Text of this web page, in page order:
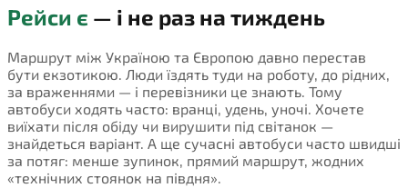
Рейси є — і не раз на тиждень
Маршрут між Україною та Європою давно перестав
бути екзотикою. Люди їздять туди на роботу, до рідних,
за враженнями — і перевізники це знають. Тому
автобуси ходять часто: вранці, удень, уночі. Хочете
виїхати після обіду чи вирушити під світанок —
знайдеться варіант. А ще сучасні автобуси часто швидші
за потяг: менше зупинок, прямий маршрут, жодних
«технічних стоянок на півдня».